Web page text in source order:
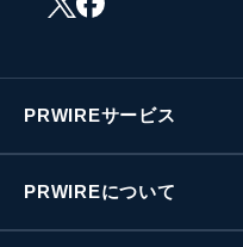
PRWIREサービス
PRWIREについて